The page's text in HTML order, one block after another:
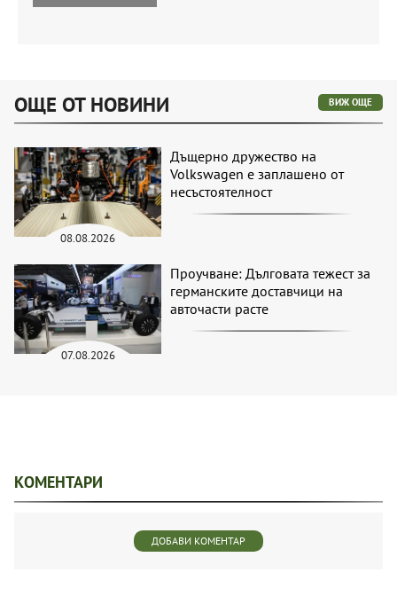
ОЩЕ ОТ НОВИНИ ВИЖ ОЩЕ
08.08.2026
Дъщерно дружество на
Volkswagen е заплашено от
несъстоятелност
07.08.2026
Проучване: Дълговата тежест за
германските доставчици на
авточасти расте
КОМЕНТАРИ
ДОБАВИ КОМЕНТАР